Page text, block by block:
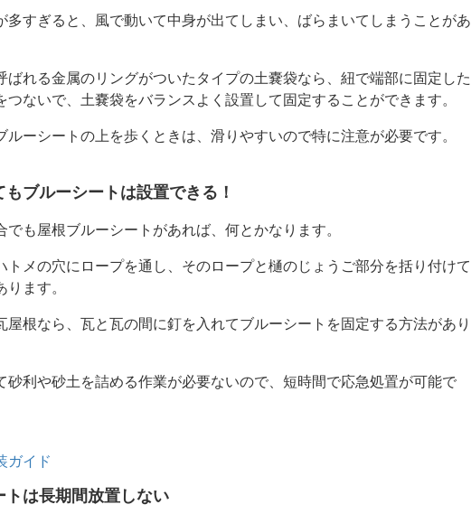
多すぎると、風で動いて中身が出てしまい、ばらまいてしまうことがあ
ばれる金属のリングがついたタイプの土嚢袋なら、紐で端部に固定した
つないで、土嚢袋をバランスよく設置して固定することができます。
ルーシートの上を歩くときは、滑りやすいので特に注意が必要です。
ブルーシートは設置できる！
でも屋根ブルーシートがあれば、何とかなります。
トメの穴にロープを通し、そのロープと樋のじょうご部分を括り付けて
ります。
屋根なら、瓦と瓦の間に釘を入れてブルーシートを固定する方法があり
砂利や砂土を詰める作業が必要ないので、短時間で応急処置が可能で
ガイド
トは長期間放置しない